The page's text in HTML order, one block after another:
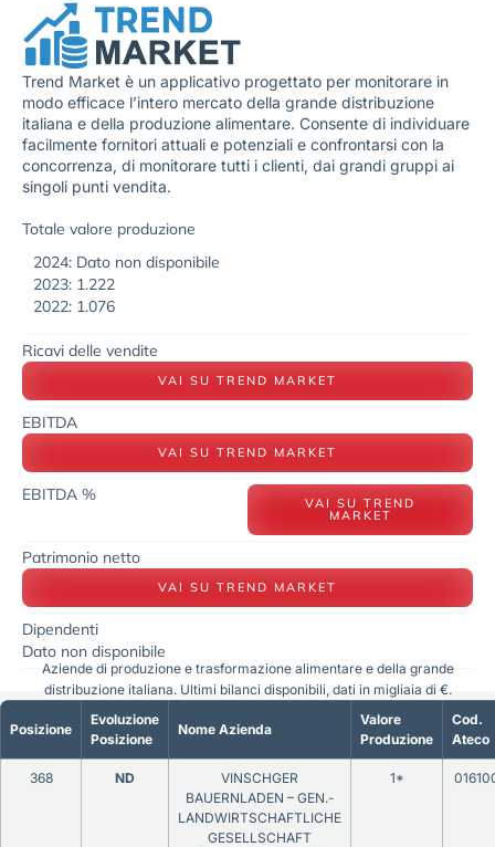
Trend Market è un applicativo progettato per monitorare in
modo efficace l’intero mercato della grande distribuzione
italiana e della produzione alimentare. Consente di individuare
facilmente fornitori attuali e potenziali e confrontarsi con la
concorrenza, di monitorare tutti i clienti, dai grandi gruppi ai
singoli punti vendita.
Totale valore produzione
2024: Dato non disponibile
2023: 1.222
2022: 1.076
Ricavi delle vendite
VAI SU TREND MARKET
EBITDA
VAI SU TREND MARKET
EBITDA % VAI SU TREND
MARKET
Patrimonio netto
VAI SU TREND MARKET
Dipendenti
Dato non disponibile
Posizione
Evoluzione
Posizione
Nome Azienda
Valore
Produzione
Cod.
Ateco
368 ND
VINSCHGER
BAUERNLADEN – GEN.-
LANDWIRTSCHAFTLICHE
GESELLSCHAFT
1*
Aziende di produzione e trasformazione alimentare e della grande
distribuzione italiana. Ultimi bilanci disponibili, dati in migliaia di €.